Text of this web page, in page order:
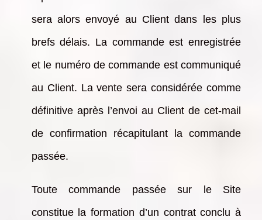
sera alors envoyé au Client dans les plus
brefs délais. La commande est enregistrée
et le numéro de commande est communiqué
au Client. La vente sera considérée comme
définitive après l’envoi au Client de cet-mail
de confirmation récapitulant la commande
passée.
Toute commande passée sur le Site
constitue la formation d’un contrat conclu à